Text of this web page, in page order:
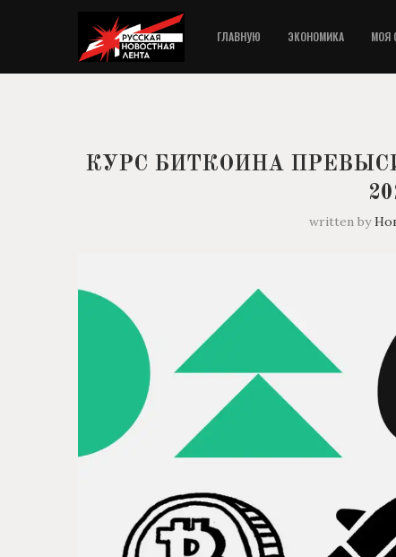
ГЛАВНУЮ ЭКОНОМИКА МОЯ
КУРС БИТКОИНА
written by